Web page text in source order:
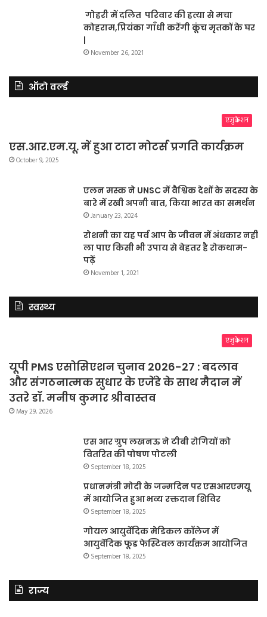
गोहरी में दलित परिवार की हत्या से मचा
कोहराम,प्रियंका गाँधी करेंगी कूंच मृतकों के घर
|
November 26, 2021
ऑटो वर्ल्ड
एजुकेशन
एस.आर.एम.यू. में हुआ टाटा मोटर्स प्रगति कार्यक्रम
October 9, 2025
एलन मस्क ने UNSC में वैश्विक देशों के सदस्य के
बारे में रखी अपनी बात, किया भारत का समर्थन
January 23, 2024
रोशनी का यह पर्व आप के जीवन में अंधकार नहीं
ला पाए किसी भी उपाय से बेहतर है रोकथाम-
पढ़ें
November 1, 2021
स्वस्थ्य
एजुकेशन
यूपी PMS एसोसिएशन चुनाव 2026-27 : बदलाव
और संगठनात्मक सुधार के एजेंडे के साथ मैदान में
उतरे डॉ. मनीष कुमार श्रीवास्तव
May 29, 2026
एस आर ग्रुप लखनऊ ने टीबी रोगियों को
वितरित की पोषण पोटली
September 18, 2025
प्रधानमंत्री मोदी के जन्मदिन पर एसआरएमयू
में आयोजित हुआ भव्य रक्तदान शिविर
September 18, 2025
गोयल आयुर्वेदिक मेडिकल कॉलेज में
आयुर्वेदिक फूड फेस्टिवल कार्यक्रम आयोजित
September 18, 2025
राज्य